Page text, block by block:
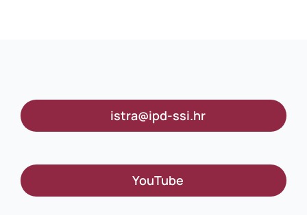
istra@ipd-ssi.hr
YouTube